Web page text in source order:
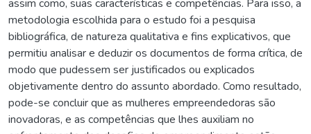
assim como, suas características e competências. Para isso, a
metodologia escolhida para o estudo foi a pesquisa
bibliográfica, de natureza qualitativa e fins explicativos, que
permitiu analisar e deduzir os documentos de forma crítica, de
modo que pudessem ser justificados ou explicados
objetivamente dentro do assunto abordado. Como resultado,
pode-se concluir que as mulheres empreendedoras são
inovadoras, e as competências que lhes auxiliam no